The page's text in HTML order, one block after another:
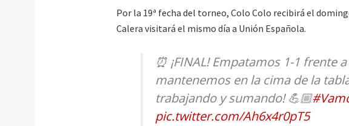
Por la 19ª fecha del torneo, Colo Colo recibirá el
Calera visitará el mismo día a Unión Española.
⏰ ¡FINAL! Empatamos 1-1 frente
mantenemos en la cima de la
trabajando y sumando! 💪🏼
pic.twitter.com/Ah6x4r0pT5